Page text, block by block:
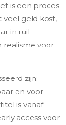
is een proces
veel geld kost,
in ruil
realisme voor
zijn:
en voor
is vanaf
access voor